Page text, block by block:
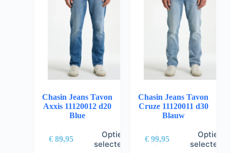
Chasin Jeans Tavon
Axxis 11120012 d20
Blue
€89,95
Opties
selecteren
Chasin Jeans Tavon
Cruze 11120011 d30
Blauw
€99,95
Opties
selecteren